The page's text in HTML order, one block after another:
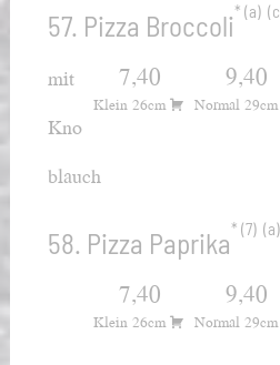
57. Pizza Broccoli a c
7,40
Klein 26cm
9,40
Normal 29cm
mit
Kno
blauch
58. Pizza Paprika 7 a
7,40
Klein 26cm
9,40
Normal 29cm